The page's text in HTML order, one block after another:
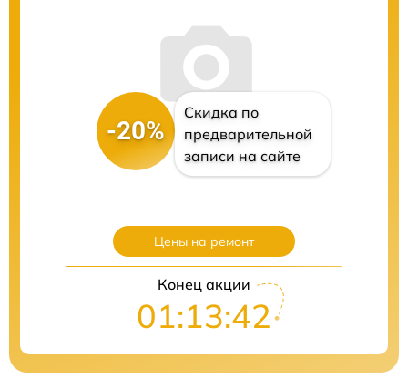
-20%
Скидка по
предварительной
записи на сайте
Цены на ремонт
Конец акции
01:13:40